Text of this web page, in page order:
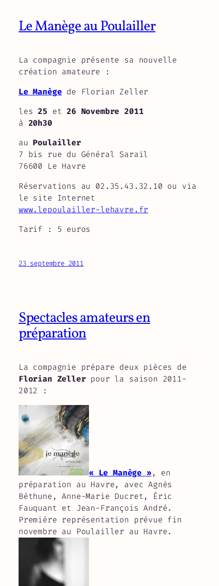
Le Manège au Poulailler
La compagnie présente sa nouvelle
création amateure :
Le Manège de Florian Zeller
les 25 et 26 Novembre 2011
à 20h30
au Poulailler
7 bis rue du Général Sarail
76600 Le Havre
Réservations au 02.35.43.32.10 ou via
le site Internet
www.lepoulailler-lehavre.fr
Tarif : 5 euros
23 septembre 2011
Spectacles amateurs en
préparation
La compagnie prépare deux pièces de
Florian Zellerpour la saison 2011-
2012 :
« Le Manège », en
préparation au Havre, avec Agnès
Béthune, Anne-Marie Ducret, Éric
Fauquant et Jean-François André.
Première représentation prévue fin
novembre au Poulailler au Havre.